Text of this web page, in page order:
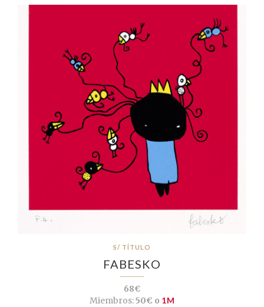
S/ TÍTULO
FABESKO
68€
Miembros:50€ o 1M